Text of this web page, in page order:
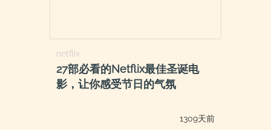
netflix
27部必看的Netflix最佳圣诞电
影，让你感受节日的气氛
1309天前